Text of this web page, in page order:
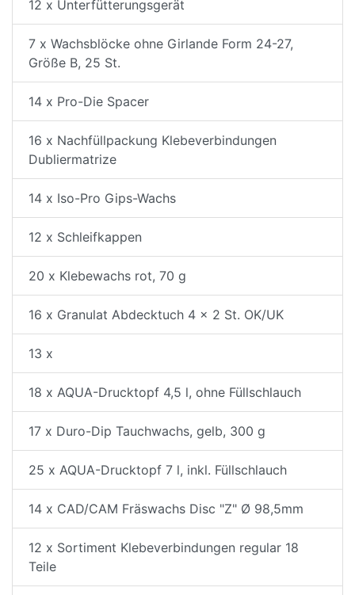
12 x Unterfütterungsgerät
7 x Wachsblöcke ohne Girlande Form 24-27,
Größe B, 25 St.
14 x Pro-Die Spacer
16 x Nachfüllpackung Klebeverbindungen
Dubliermatrize
14 x Iso-Pro Gips-Wachs
12 x Schleifkappen
20 x Klebewachs rot, 70 g
16 x Granulat Abdecktuch 4 x 2 St. OK/UK
13 x
18 x AQUA-Drucktopf 4,5 l, ohne Füllschlauch
17 x Duro-Dip Tauchwachs, gelb, 300 g
25 x AQUA-Drucktopf 7 l, inkl. Füllschlauch
14 x CAD/CAM Fräswachs Disc "Z" Ø 98,5mm
12 x Sortiment Klebeverbindungen regular 18
Teile